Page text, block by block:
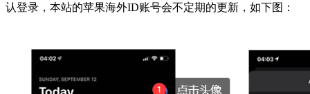
认登录，本站的苹果海外ID账号会不定期的更新，如下图：